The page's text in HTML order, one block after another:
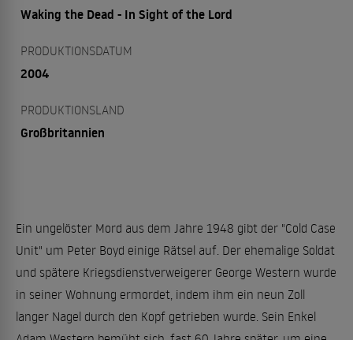
Waking the Dead - In Sight of the Lord
PRODUKTIONSDATUM
2004
PRODUKTIONSLAND
Großbritannien
Ein ungelöster Mord aus dem Jahre 1948 gibt der "Cold Case
Unit" um Peter Boyd einige Rätsel auf. Der ehemalige Soldat
und spätere Kriegsdienstverweigerer George Western wurde
in seiner Wohnung ermordet, indem ihm ein neun Zoll
langer Nagel durch den Kopf getrieben wurde. Sein Enkel